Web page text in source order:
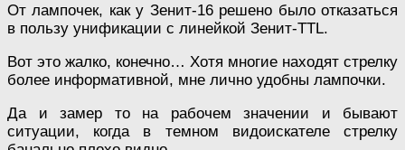
От лампочек, как у Зенит-16 решено было отказаться
в пользу унификации с линейкой Зенит-TTL.
Вот это жалко, конечно… Хотя многие находят стрелку
более информативной, мне лично удобны лампочки.
Да и замер то на рабочем значении и бывают
ситуации, когда в темном видоискателе стрелку